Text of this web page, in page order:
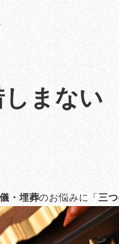
しまない
・埋葬のお悩みに「 三